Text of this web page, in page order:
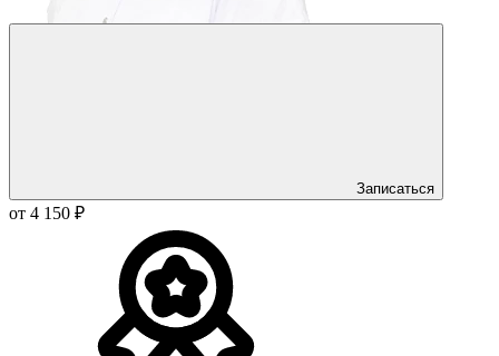
Записаться
от 4 150 ₽